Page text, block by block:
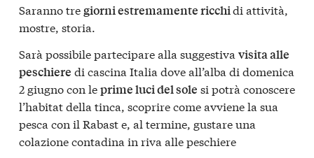
Saranno tregiorni estremamente ricchidi attività,
mostre, storia.
Sarà possibile partecipare alla suggestiva visita alle
peschiere di cascina Italia dove all’alba di domenica
2 giugno con leprime luci del sole si potrà conoscere
l’habitat della tinca, scoprire come avviene la sua
pesca con il Rabast e, al termine, gustare una
colazione contadina in riva alle peschiere